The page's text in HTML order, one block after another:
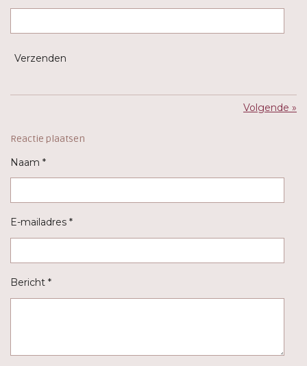
Verzenden
Volgende »
Reactie plaatsen
Naam *
E-mailadres *
Bericht *